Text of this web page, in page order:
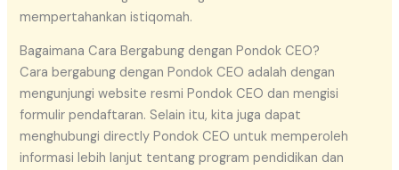
mempertahankan istiqomah.
Bagaimana Cara Bergabung dengan Pondok CEO?
Cara bergabung dengan Pondok CEO adalah dengan
mengunjungi website resmi Pondok CEO dan mengisi
formulir pendaftaran. Selain itu, kita juga dapat
menghubungi directly Pondok CEO untuk memperoleh
informasi lebih lanjut tentang program pendidikan dan